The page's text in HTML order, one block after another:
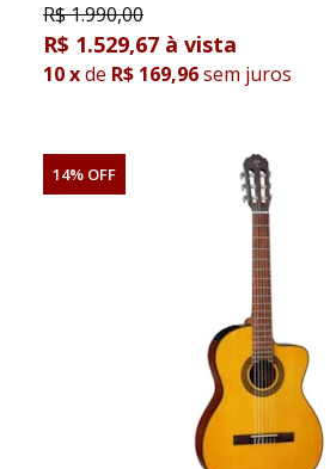
R$1.990,00
R$ 1.529,67
10xde R$ 169,96sem juros
14% OFF